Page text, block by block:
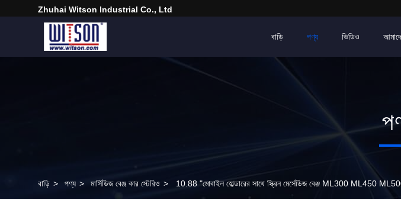
Zhuhai Witson Industrial Co., Ltd
বাড়ি পণ্য ভিডিও
বাড়ি > পণ্য > মার্সিডিজ বেঞ্জ কার স্টেরিও > 10.88 "মোবাইল হোল্ডারের সাথে স্ক্রিন মের্সেডিজ বেঞ্জ ML300